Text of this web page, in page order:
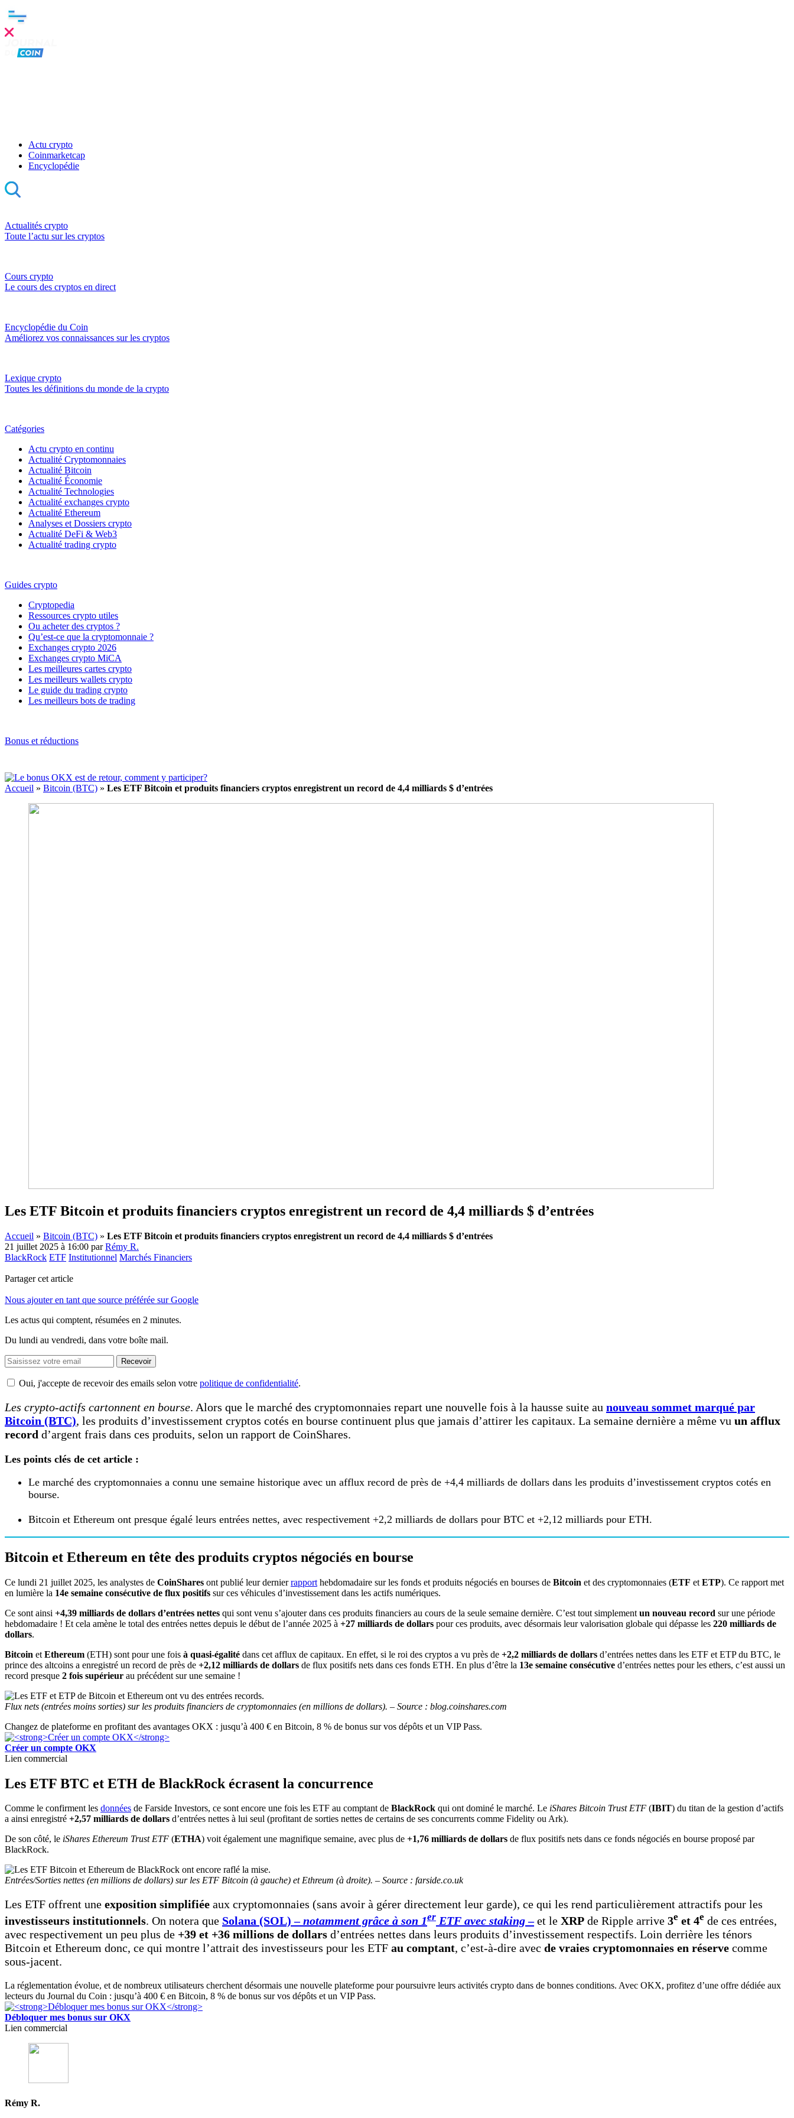
Actu crypto
Coinmarketcap
Encyclopédie
Actualités crypto
Toute l’actu sur les cryptos
Cours crypto
Le cours des cryptos en direct
Encyclopédie du Coin
Améliorez vos connaissances sur les cryptos
Lexique crypto
Toutes les définitions du monde de la crypto
Catégories
Actu crypto en continu
Actualité Cryptomonnaies
Actualité Bitcoin
Actualité Économie
Actualité Technologies
Actualité exchanges crypto
Actualité Ethereum
Analyses et Dossiers crypto
Actualité DeFi & Web3
Actualité trading crypto
Guides crypto
Cryptopedia
Ressources crypto utiles
Ou acheter des cryptos ?
Qu’est-ce que la cryptomonnaie ?
Exchanges crypto 2026
Exchanges crypto MiCA
Les meilleures cartes crypto
Les meilleurs wallets crypto
Le guide du trading crypto
Les meilleurs bots de trading
Bonus et réductions
Accueil » Bitcoin (BTC) » Les ETF Bitcoin et produits financiers cryptos enregistrent un record de 4,4 milliards $ d’entrées
Les ETF Bitcoin et produits financiers cryptos enregistrent un record de 4,4 milliards $ d’entrées
Accueil » Bitcoin (BTC) » Les ETF Bitcoin et produits financiers cryptos enregistrent un record de 4,4 milliards $ d’entrées
21 juillet 2025 à 16:00 parRémy R.
BlackRock ETF Institutionnel Marchés Financiers
Partager cet article
Nous ajouter en tant que source préférée sur Google
Les actus qui comptent, résumées en 2 minutes.
Du lundi au vendredi, dans votre boîte mail.
Recevoir
Oui, j'accepte de recevoir des emails selon votre politique de confidentialité.
Les crypto-actifs cartonnent en bourse. Alors que le marché des cryptomonnaies repart une nouvelle fois à la hausse suite au nouveau sommet marqué par
Bitcoin (BTC), les produits d’investissement cryptos cotés en bourse continuent plus que jamais d’attirer les capitaux. La semaine dernière a même vu un afflux
record d’argent frais dans ces produits, selon un rapport de CoinShares.
Les points clés de cet article :
Le marché des cryptomonnaies a connu une semaine historique avec un afflux record de près de +4,4 milliards de dollars dans les produits d’investissement cryptos cotés en
bourse.
Bitcoin et Ethereum ont presque égalé leurs entrées nettes, avec respectivement +2,2 milliards de dollars pour BTC et +2,12 milliards pour ETH.
Bitcoin et Ethereum en tête des produits cryptos négociés en bourse
Ce lundi 21 juillet 2025, les analystes de CoinShares ont publié leur dernierrapport hebdomadaire sur les fonds et produits négociés en bourses de Bitcoin et des cryptomonnaies (ETF et ETP). Ce rapport met
en lumière la 14e semaine consécutive de flux positifs sur ces véhicules d’investissement dans les actifs numériques.
Ce sont ainsi +4,39 milliards de dollars d’entrées nettes qui sont venu s’ajouter dans ces produits financiers au cours de la seule semaine dernière. C’est tout simplement un nouveau record sur une période
hebdomadaire ! Et cela amène le total des entrées nettes depuis le début de l’année 2025 à +27 milliards de dollars pour ces produits, avec désormais leur valorisation globale qui dépasse les 220 milliards de
dollars.
Bitcoin et Ethereum (ETH) sont pour une fois à quasi-égalité dans cet afflux de capitaux. En effet, si le roi des cryptos a vu près de +2,2 milliards de dollars d’entrées nettes dans les ETF et ETP du BTC, le
prince des altcoins a enregistré un record de près de +2,12 milliards de dollars de flux positifs nets dans ces fonds ETH. En plus d’être la 13e semaine consécutive d’entrées nettes pour les ethers, c’est aussi un
record presque 2 fois supérieur au précédent sur une semaine !
Flux nets (entrées moins sorties) sur les produits financiers de cryptomonnaies (en millions de dollars). – Source : blog.coinshares.com
Changez de plateforme en profitant des avantages OKX : jusqu’à 400 € en Bitcoin, 8 % de bonus sur vos dépôts et un VIP Pass.
Créer un compte OKX
Lien commercial
Les ETF BTC et ETH de BlackRock écrasent la concurrence
Comme le confirment les données de Farside Investors, ce sont encore une fois les ETF au comptant de BlackRock qui ont dominé le marché. Le iShares Bitcoin Trust ETF (IBIT) du titan de la gestion d’actifs
a ainsi enregistré +2,57 milliards de dollars d’entrées nettes à lui seul (profitant de sorties nettes de certains de ses concurrents comme Fidelity ou Ark).
De son côté, le iShares Ethereum Trust ETF (ETHA) voit également une magnifique semaine, avec plus de +1,76 milliards de dollars de flux positifs nets dans ce fonds négociés en bourse proposé par
BlackRock.
Entrées/Sorties nettes (en millions de dollars) sur les ETF Bitcoin (à gauche) et Ethreum (à droite). – Source : farside.co.uk
Les ETF offrent une exposition simplifiée aux cryptomonnaies (sans avoir à gérer directement leur garde), ce qui les rend particulièrement attractifs pour les
investisseurs institutionnels. On notera que Solana (SOL) –notamment grâce à son 1er ETF avec staking–et le XRP de Ripple arrive 3e et 4e de ces entrées,
avec respectivement un peu plus de +39 et +36 millions de dollars d’entrées nettes dans leurs produits d’investissement respectifs. Loin derrière les ténors
Bitcoin et Ethereum donc, ce qui montre l’attrait des investisseurs pour les ETF au comptant, c’est-à-dire avec de vraies cryptomonnaies en réserve comme
sous-jacent.
La réglementation évolue, et de nombreux utilisateurs cherchent désormais une nouvelle plateforme pour poursuivre leurs activités crypto dans de bonnes conditions. Avec OKX, profitez d’une offre dédiée aux
lecteurs du Journal du Coin : jusqu’à 400 € en Bitcoin, 8 % de bonus sur vos dépôts et un VIP Pass.
Débloquer mes bonus sur OKX
Lien commercial
Rémy R.